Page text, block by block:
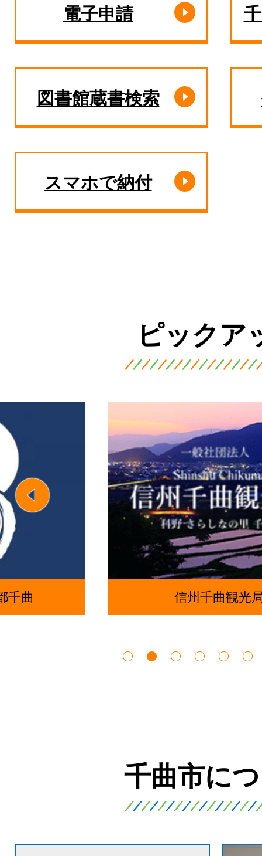
電子申請
図書館蔵書検索
スマホで納付
ピックア
千曲
枚
目
の
ス
ド
信州千曲観光
1枚目のスライドを表示
2枚目のスライドを表示中
3枚目のスライドを表示
4枚目のスライ
5枚目の6
千曲市に